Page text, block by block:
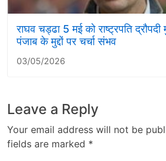
राघव चड्ढा 5 मई को राष्ट्रपति
पंजाब के मुद्दों पर चर्चा संभव
03/05/2026
Leave a Reply
Your email address will not be
fields are marked *